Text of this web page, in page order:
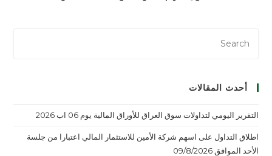
أحدث المقالات
التقرير اليومي لتداولات سوق العراق للأوراق المالية يوم 06 اب 2026
اطلاق التداول على اسهم شركة الأمين للاستثمار المالي اعتبارا من جلسة
الأحد الموافق 09/8/2026